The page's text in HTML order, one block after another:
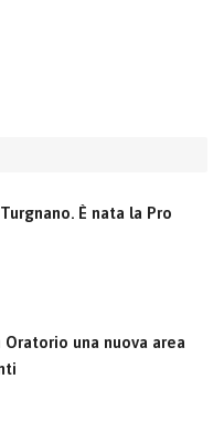
È nata la Pro
Oratorio una nuova area